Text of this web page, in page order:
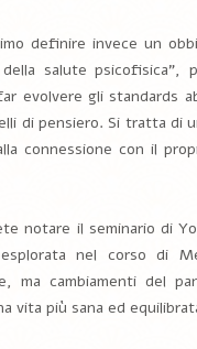
definire invece un
salute psicofisica”,
evolvere gli standards
di pensiero. Si tratta di
connessione con il
notare il seminario di
nel corso di
ma cambiamenti del
vita più sana ed